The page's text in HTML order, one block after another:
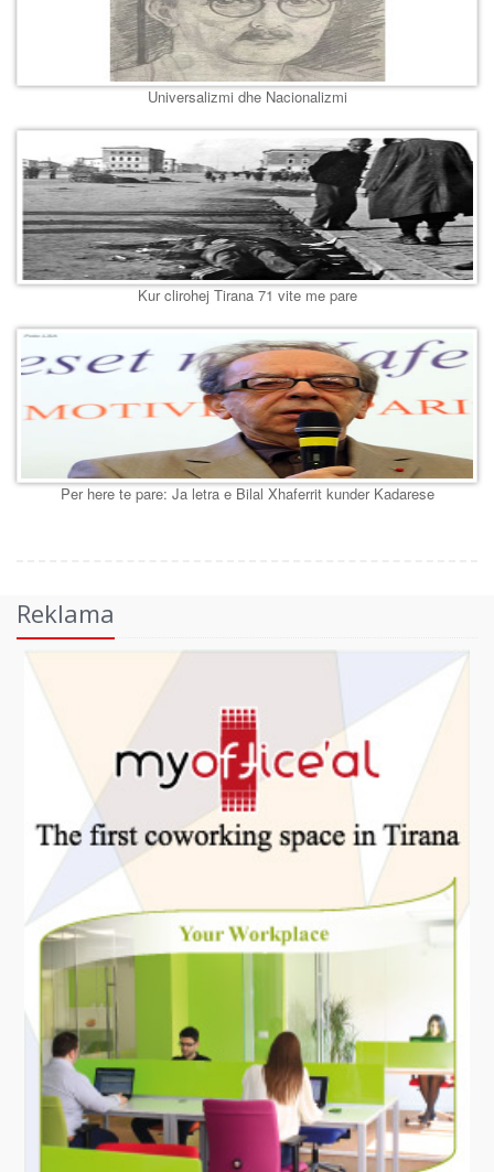
Universalizmi dhe Nacionalizmi
Kur clirohej Tirana 71 vite me pare
Per here te pare: Ja letra e Bilal Xhaferrit kunder Kadarese
Reklama